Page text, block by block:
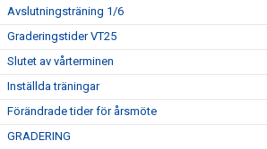
Avslutningsträning 1/6
Graderingstider VT25
Slutet av vårterminen
Inställda träningar
Förändrade tider för årsmöte
GRADERING